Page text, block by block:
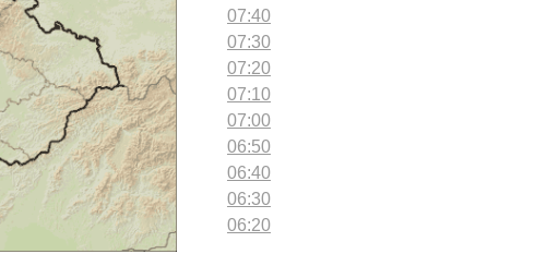
07:40
07:30
07:20
07:10
07:00
06:50
06:40
06:30
06:20